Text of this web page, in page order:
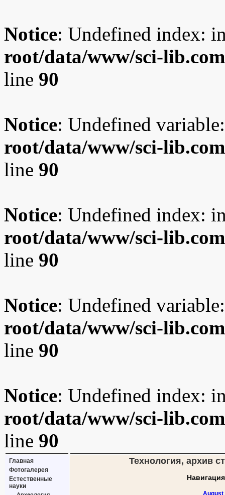
Notice: Undefined index:
root/data/www/sci-
line 90
Notice: Undefined
root/data/www/sci-
line 90
Notice: Undefined index:
root/data/www/sci-
line 90
Notice: Undefined
root/data/www/sci-
line 90
Notice: Undefined index:
root/data/www/sci-
line 90
Главная
Фотогалерея
Естественные
науки
Технология, архив
August